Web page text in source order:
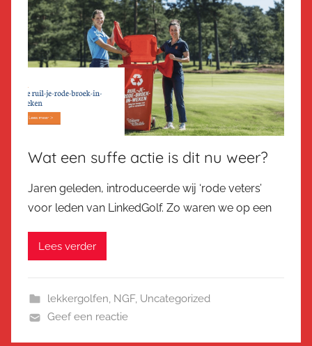
Wat een suffe actie is dit nu weer?
Jaren geleden, introduceerde wij ‘rode veters’
voor leden van LinkedGolf. Zo waren we op een
Lees verder
lekkergolfen, NGF, Uncategorized
Geef een reactie